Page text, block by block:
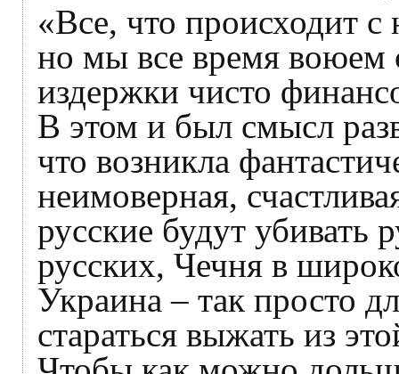
«Все, что происходит
но мы все время
издержки чисто
В этом и был смысл
что возникла
неимоверная,
русские будут
русских, Чечня в
Украина – так просто
стараться выжать из